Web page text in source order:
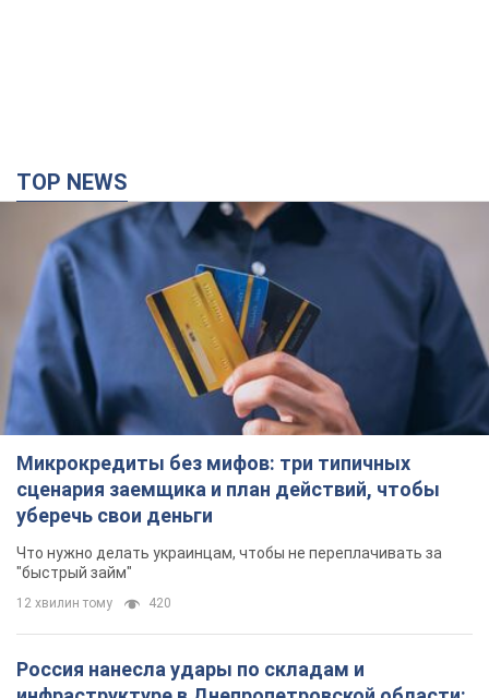
сценария заемщика и план действий, чтобы
уберечь свои деньги
Что нужно делать украинцам, чтобы не переплачивать за
"быстрый займ"
12 хвилин тому 420
Россия нанесла удары по складам и
инфраструктуре в Днепропетровской области:
есть погибшие и раненые. Фото
Погибли три человека
Зеленский созвал совещание по вопросам
подготовки украинской баллистики и
антибаллистической программы FREYJA: какие
В Киеве рассчитывают на успешное завершение проекта
годину тому